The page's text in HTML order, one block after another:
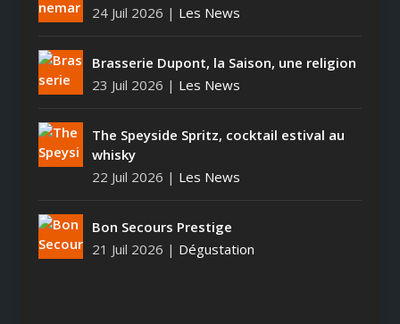
24 Juil 2026 | Les News
Brasserie Dupont, la Saison, une religion
23 Juil 2026 | Les News
The Speyside Spritz, cocktail estival au
whisky
22 Juil 2026 | Les News
Bon Secours Prestige
21 Juil 2026 | Dégustation